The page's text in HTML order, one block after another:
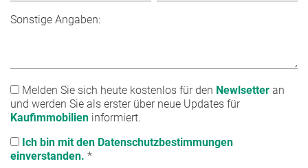
Sonstige Angaben:
Melden Sie sich heute kostenlos für den Newlsetter an
und werden Sie als erster über neue Updates für
Kaufimmobilien informiert.
Ich bin mit den Datenschutzbestimmungen
einverstanden. *